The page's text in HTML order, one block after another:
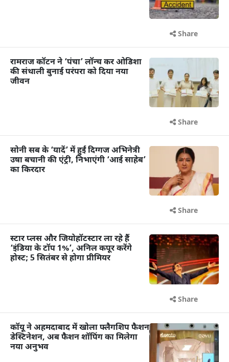
Share
रामराज कॉटन ने ‘पंचा’ लॉन्च कर ओडिशा
की संथाली बुनाई परंपरा को दिया नया
जीवन
Share
सोनी सब के ‘यादें’ में हुईं दिग्गज अभिनेत्री
उषा बचानी की एंट्री, निभाएंगी ‘आई साहेब’
का किरदार
Share
स्टार प्लस और जियोहॉटस्टार ला रहे हैं
‘इंडिया के टॉप 1%’, अनिल कपूर करेंगे
होस्ट; 5 सितंबर से होगा प्रीमियर
Share
कॉयू ने अहमदाबाद में खोला फ्लैगशिप फैशन
डेस्टिनेशन, अब फैशन शॉपिंग का मिलेगा
नया अनुभव